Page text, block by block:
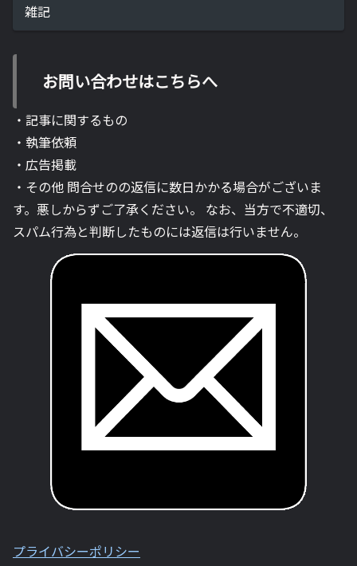
雑記
お問い合わせはこちらへ
・記事に関するもの
・執筆依頼
・広告掲載
・その他 問合せのの返信に数日かかる場合がございま
す。悪しからずご了承ください。 なお、当方で不適切、
スパム行為と判断したものには返信は行いません。
プライバシーポリシー